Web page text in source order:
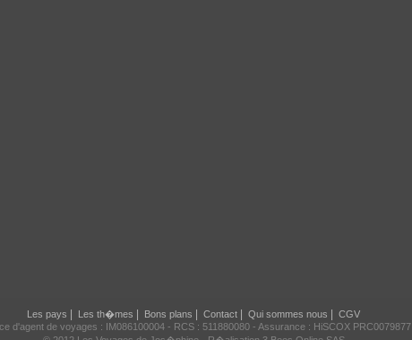
Les pays Les th�mes Bons plans Contact Qui sommes nous
CGV
d'agent de voyages : IM086100004 - RCS : 511880080 - Assurance : HiSCOX PRC0079877